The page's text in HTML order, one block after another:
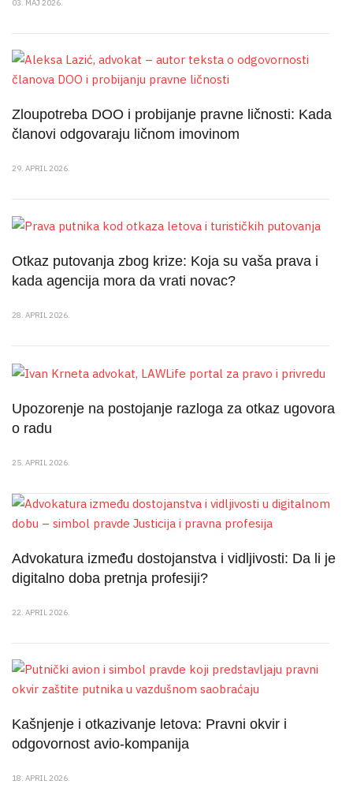
03. MAJ 2026.
Zloupotreba DOO i probijanje pravne ličnosti: Kada
članovi odgovaraju ličnom imovinom
29. APRIL 2026.
Otkaz putovanja zbog krize: Koja su vaša prava i
kada agencija mora da vrati novac?
28. APRIL 2026.
Upozorenje na postojanje razloga za otkaz ugovora
o radu
25. APRIL 2026.
Advokatura između dostojanstva i vidljivosti: Da li je
digitalno doba pretnja profesiji?
22. APRIL 2026.
Kašnjenje i otkazivanje letova: Pravni okvir i
odgovornost avio-kompanija
18. APRIL 2026.